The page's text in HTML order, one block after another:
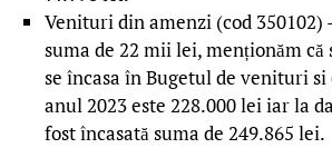
Venituri din amenzi (cod 350102)
suma de 22 mii lei, menționăm că
se încasa în Bugetul de venituri
anul 2023 este 228.000 lei iar la
fost încasată suma de 249.865 lei.